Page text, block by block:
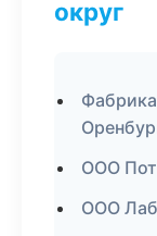
округ
ООО
ООО